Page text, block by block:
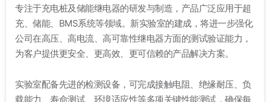
专注于充电桩及储能继电器的研发与制造，产品广泛应用于超
充、储能、BMS系统等领域。新实验室的建成，将进一步强化
公司在高压、高电流、高可靠性继电器方面的测试验证能力，
为客户提供更安全、更高效、更可信赖的产品解决方案。
实验室配备先进的检测设备，可完成接触电阻、绝缘耐压、负
载能力、寿命测试、环境适应性等多项关键性能测试，确保每